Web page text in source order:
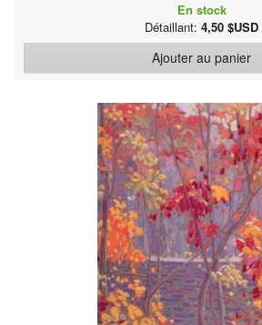
En stock
Détaillant: 4,50 $USD
Ajouter au panier